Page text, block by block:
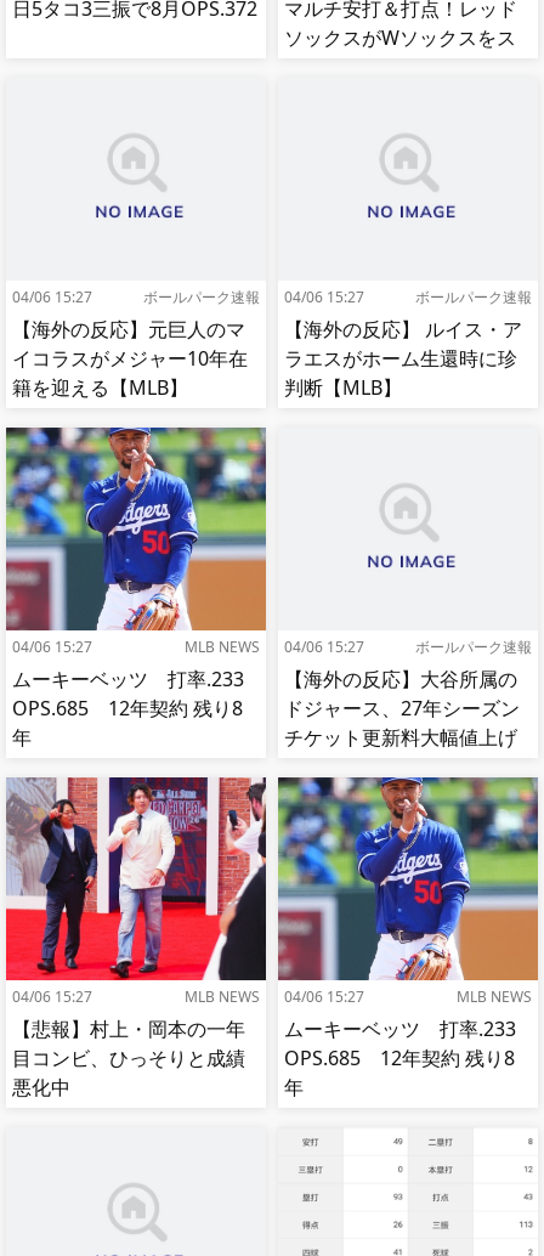
日5タコ3三振で8月OPS.372
マルチ安打＆打点！レッド
ソックスがWソックスをス
04/06 15:27 ボールパーク速報
【海外の反応】元巨人のマ
イコラスがメジャー10年在
籍を迎える【MLB】
04/06 15:27 ボールパーク速報
【海外の反応】 ルイス・ア
ラエスがホーム生還時に珍
判断【MLB】
04/06 15:27 MLB NEWS
ムーキーベッツ 打率.233
OPS.685 12年契約 残り8
年
04/06 15:27 ボールパーク速報
【海外の反応】大谷所属の
ドジャース、27年シーズン
チケット更新料大幅値上げ
04/06 15:27 MLB NEWS
【悲報】村上・岡本の一年
目コンビ、ひっそりと成績
悪化中
04/06 15:27 MLB NEWS
ムーキーベッツ 打率.233
OPS.685 12年契約 残り8
年